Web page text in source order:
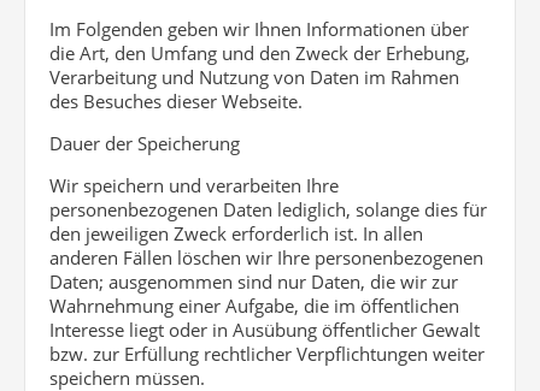
Im Folgenden geben wir Ihnen Informationen über
die Art, den Umfang und den Zweck der Erhebung,
Verarbeitung und Nutzung von Daten im Rahmen
des Besuches dieser Webseite.
Dauer der Speicherung
Wir speichern und verarbeiten Ihre
personenbezogenen Daten lediglich, solange dies für
den jeweiligen Zweck erforderlich ist. In allen
anderen Fällen löschen wir Ihre personenbezogenen
Daten; ausgenommen sind nur Daten, die wir zur
Wahrnehmung einer Aufgabe, die im öffentlichen
Interesse liegt oder in Ausübung öffentlicher Gewalt
bzw. zur Erfüllung rechtlicher Verpflichtungen weiter
speichern müssen.